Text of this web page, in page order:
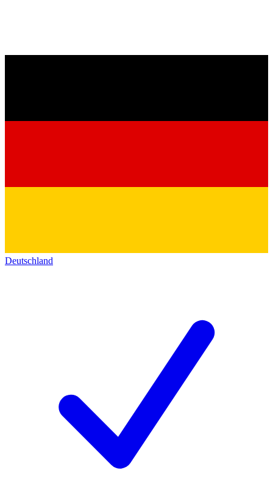
Deutschland